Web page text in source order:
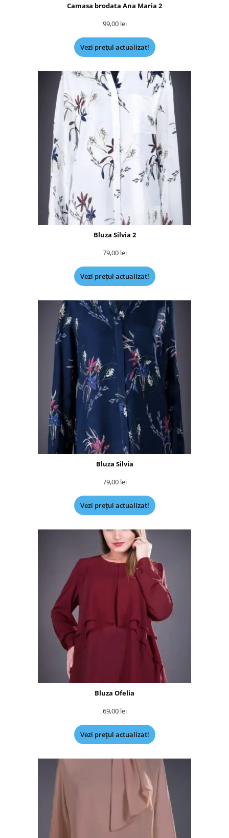
Camasa brodata Ana Maria 2
99,00 lei
Vezi prețul actualizat!
Bluza Silvia 2
79,00 lei
Vezi prețul actualizat!
Bluza Silvia
79,00 lei
Vezi prețul actualizat!
Bluza Ofelia
69,00 lei
Vezi prețul actualizat!